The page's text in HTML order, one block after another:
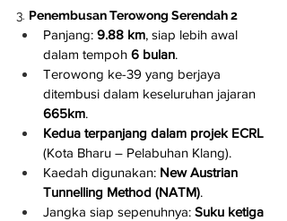
3. Penembusan Terowong Serendah 2
Panjang: 9.88 km, siap lebih awal
dalam tempoh 6 bulan.
Terowong ke-39 yang berjaya
ditembusi dalam keseluruhan jajaran
665km.
Kedua terpanjang dalam projek ECRL
(Kota Bharu – Pelabuhan Klang).
Kaedah digunakan: New Austrian
Tunnelling Method (NATM).
Jangka siap sepenuhnya: Suku ketiga